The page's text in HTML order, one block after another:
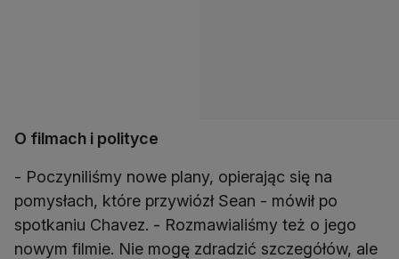
O filmach i polityce
- Poczyniliśmy nowe plany, opierając się na
pomysłach, które przywiózł Sean - mówił po
spotkaniu Chavez. - Rozmawialiśmy też o jego
nowym filmie. Nie mogę zdradzić szczegółów, ale